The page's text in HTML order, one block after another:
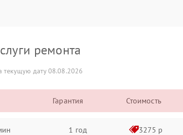
ремонта
текущую дату 08.08.2026
Гарантия Стоимость
1 год 3275 р